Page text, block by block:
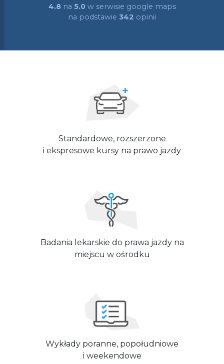
4.8 na 5.0w serwisie google maps
na podstawie 342 opinii
Standardowe, rozszerzone
i ekspresowe kursy na prawo jazdy
Badania lekarskie do prawa jazdy na
miejscu w ośrodku
Wykłady poranne, popołudniowe
i weekendowe